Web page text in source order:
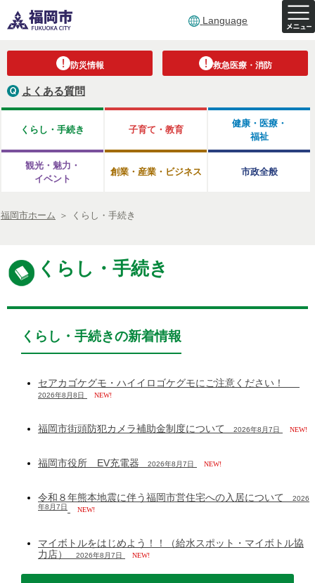
Language
防災情報 救急医療・消防
よくある質問
くらし・手続き 子育て・教育
健康・医療・
福祉
観光・魅力・
イベント
創業・産業・ビジネス 市政全般
福岡市ホーム ＞ くらし・手続き
くらし・手続き
くらし・手続きの新着情報
セアカゴケグモ・ハイイロゴケグモにご注意ください！
2026年8月8日 NEW!
福岡市街頭防犯カメラ補助金制度について 2026年8月7日 NEW!
福岡市役所 EV充電器 2026年8月7日 NEW!
令和８年熊本地震に伴う福岡市営住宅への入居について 2026
年8月7日 NEW!
マイボトルをはじめよう！！（給水スポット・マイボトル協
力店）
2026年8月7日 NEW!